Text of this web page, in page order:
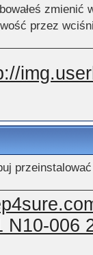
przez
N10-006